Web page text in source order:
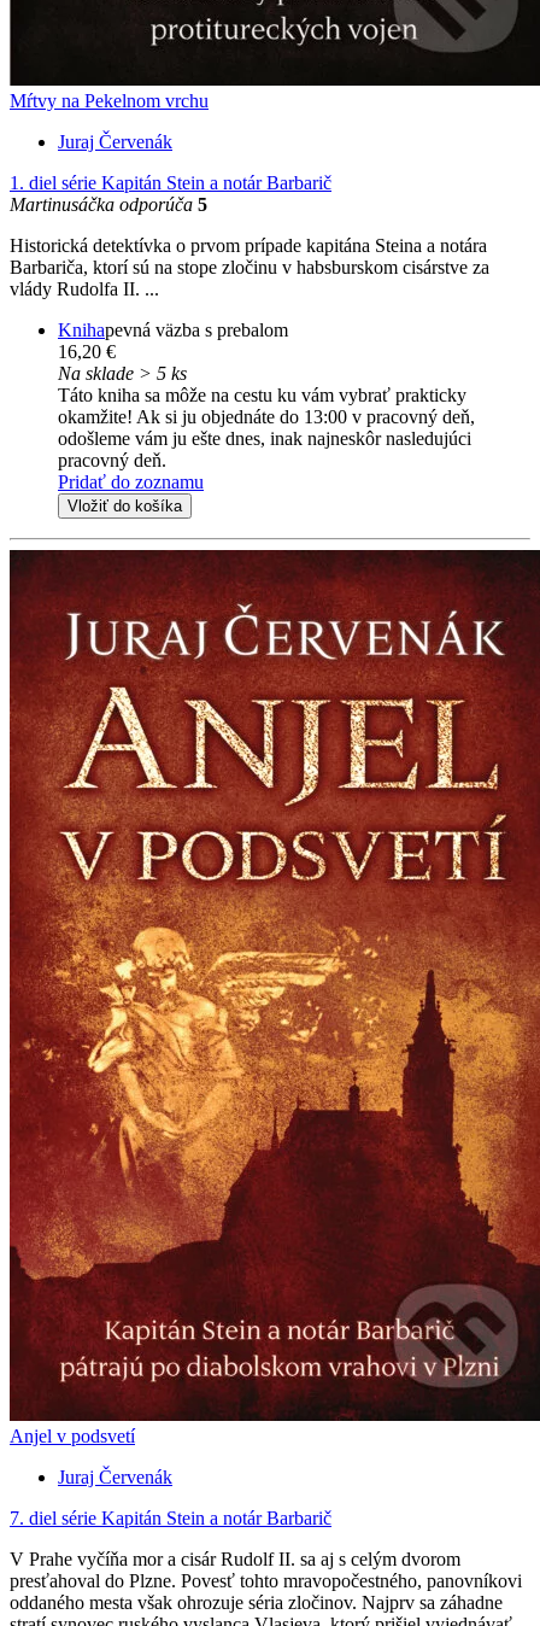
Mŕtvy na Pekelnom vrchu
Juraj Červenák
1. diel série Kapitán Stein a notár Barbarič
Martinusáčka odporúča 5
Historická detektívka o prvom prípade kapitána Steina a notára
Barbariča, ktorí sú na stope zločinu v habsburskom cisárstve za
vlády Rudolfa II. ...
Knihapevná väzba s prebalom
16,20 €
Na sklade > 5 ks
Táto kniha sa môže na cestu ku vám vybrať prakticky
okamžite! Ak si ju objednáte do 13:00 v pracovný deň,
odošleme vám ju ešte dnes, inak najneskôr nasledujúci
pracovný deň.
Pridať do zoznamu
Vložiť do košíka
Anjel v podsvetí
Juraj Červenák
7. diel série Kapitán Stein a notár Barbarič
V Prahe vyčíňa mor a cisár Rudolf II. sa aj s celým dvorom
presťahoval do Plzne. Povesť tohto mravopočestného, panovníkovi
oddaného mesta však ohrozuje séria zločinov. Najprv sa záhadne